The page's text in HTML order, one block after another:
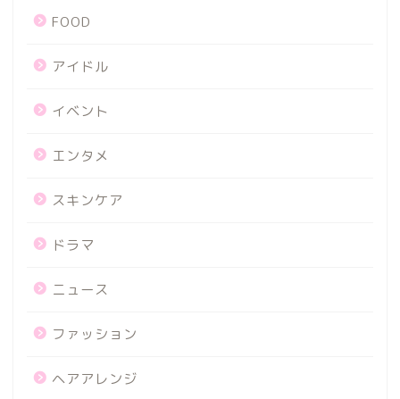
FOOD
アイドル
イベント
エンタメ
スキンケア
ドラマ
ニュース
ファッション
ヘアアレンジ